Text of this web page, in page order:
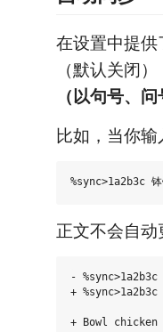
在设置中提供
（默认关闭
（以句号、
比如，当你输
正文不会自
- %sync>1a2b3c
+ %sync>1a2b3c